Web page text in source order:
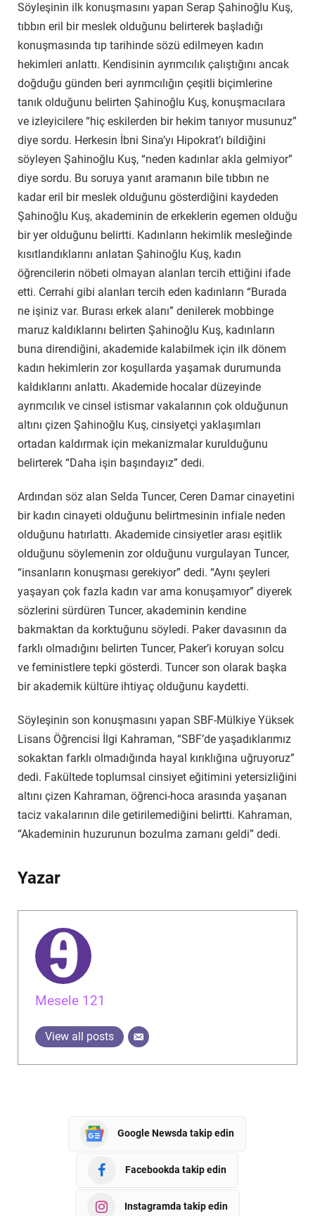
Söyleşinin ilk konuşmasını yapan Serap Şahinoğlu Kuş,
tıbbın eril bir meslek olduğunu belirterek başladığı
konuşmasında tıp tarihinde sözü edilmeyen kadın
hekimleri anlattı. Kendisinin ayrımcılık çalıştığını ancak
doğduğu günden beri ayrımcılığın çeşitli biçimlerine
tanık olduğunu belirten Şahinoğlu Kuş, konuşmacılara
ve izleyicilere “hiç eskilerden bir hekim tanıyor musunuz”
diye sordu. Herkesin İbni Sina’yı Hipokrat’ı bildiğini
söyleyen Şahinoğlu Kuş, “neden kadınlar akla gelmiyor”
diye sordu. Bu soruya yanıt aramanın bile tıbbın ne
kadar eril bir meslek olduğunu gösterdiğini kaydeden
Şahinoğlu Kuş, akademinin de erkeklerin egemen olduğu
bir yer olduğunu belirtti. Kadınların hekimlik mesleğinde
kısıtlandıklarını anlatan Şahinoğlu Kuş, kadın
öğrencilerin nöbeti olmayan alanları tercih ettiğini ifade
etti. Cerrahi gibi alanları tercih eden kadınların “Burada
ne işiniz var. Burası erkek alanı” denilerek mobbinge
maruz kaldıklarını belirten Şahinoğlu Kuş, kadınların
buna direndiğini, akademide kalabilmek için ilk dönem
kadın hekimlerin zor koşullarda yaşamak durumunda
kaldıklarını anlattı. Akademide hocalar düzeyinde
ayrımcılık ve cinsel istismar vakalarının çok olduğunun
altını çizen Şahinoğlu Kuş, cinsiyetçi yaklaşımları
ortadan kaldırmak için mekanizmalar kurulduğunu
belirterek “Daha işin başındayız” dedi.
Ardından söz alan Selda Tuncer, Ceren Damar cinayetini
bir kadın cinayeti olduğunu belirtmesinin infiale neden
olduğunu hatırlattı. Akademide cinsiyetler arası eşitlik
olduğunu söylemenin zor olduğunu vurgulayan Tuncer,
“insanların konuşması gerekiyor” dedi. “Aynı şeyleri
yaşayan çok fazla kadın var ama konuşamıyor” diyerek
sözlerini sürdüren Tuncer, akademinin kendine
bakmaktan da korktuğunu söyledi. Paker davasının da
farklı olmadığını belirten Tuncer, Paker’i koruyan solcu
ve feministlere tepki gösterdi. Tuncer son olarak başka
bir akademik kültüre ihtiyaç olduğunu kaydetti.
Söyleşinin son konuşmasını yapan SBF-Mülkiye Yüksek
Lisans Öğrencisi İlgi Kahraman, “SBF’de yaşadıklarımız
sokaktan farklı olmadığında hayal kırıklığına uğruyoruz”
dedi. Fakültede toplumsal cinsiyet eğitimini yetersizliğini
altını çizen Kahraman, öğrenci-hoca arasında yaşanan
taciz vakalarının dile getirilemediğini belirtti. Kahraman,
“Akademinin huzurunun bozulma zamanı geldi” dedi.
Yazar
Mesele 121
View all posts
Google Newsda takip edin
Facebookda takip edin
Instagramda takip edin